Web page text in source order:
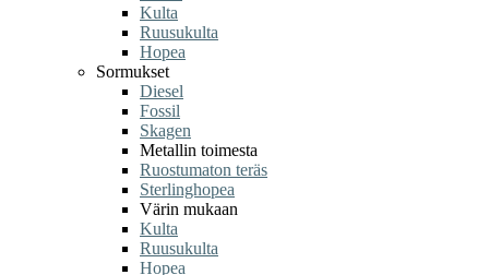
Kulta
Ruusukulta
Hopea
Sormukset
Diesel
Fossil
Skagen
Metallin toimesta
Ruostumaton teräs
Sterlinghopea
Värin mukaan
Kulta
Ruusukulta
Hopea